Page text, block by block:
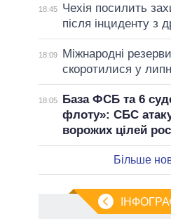
18:45
Чехія посилить
після інциденту з
18:09
Міжнародні
скоротилися у
18:05
База ФСБ та 6
флоту»: СБС
ворожих цілей
Більше